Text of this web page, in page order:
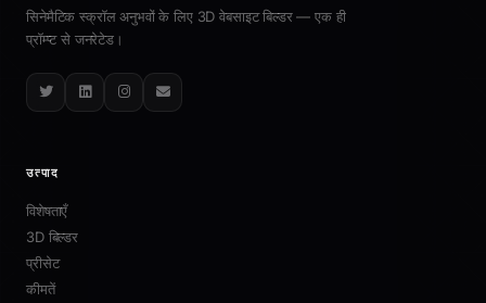
सिनेमैटिक स्क्रॉल अनुभवों के लिए 3D वेबसाइट बिल्डर — एक ही
प्रॉम्प्ट से जनरेटेड।
TwitterLinkedInInstagram
Email
उत्पाद
विशेषताएँ
3D बिल्डर
प्रीसेट
कीमतें